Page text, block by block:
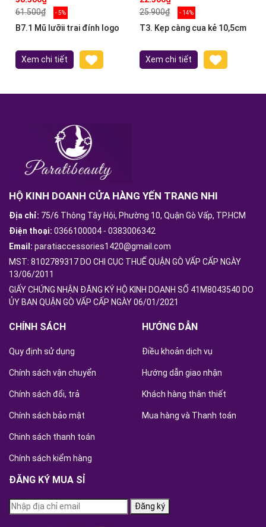
61.500₫
- 5%
B7.1 Mũ lưỡii trai đính logo
Xem chi tiết
25.900₫
- 14%
T3. Kẹp càng cua kẻ 10,5cm
Xem chi tiết
HỘ KINH DOANH CỬA HÀNG YẾN TRANG NHI
Địa chỉ: 75/6 Thông Tây Hội, Phường 10, Quận Gò Vấp, TP.HCM
Điện thoại: 0366100004 - 0383006342
Email: paratiaccessories1420@gmail.com
MST: 8102789317 DO CHI CỤC THUẾ QUẬN GÒ VẤP CẤP NGÀY
13/06/2011
GIẤY CHỨNG NHẬN ĐĂNG KÝ HỘ KINH DOANH SỐ 41M8043540 DO
ỦY BAN QUẬN GÒ VẤP CẤP NGÀY 06/01/2021
CHÍNH SÁCH
Quy định sử dụng
Chính sách vận chuyển
Chính sách đổi, trả
Chính sách bảo mật
Chinh sách thanh toán
Chính sách kiểm hàng
HƯỚNG DẪN
Điều khoản dịch vụ
Hướng dẫn giao nhận
Khách hàng thân thiết
Mua hàng và Thanh toán
ĐĂNG KÝ MUA SỈ
Đăng ký